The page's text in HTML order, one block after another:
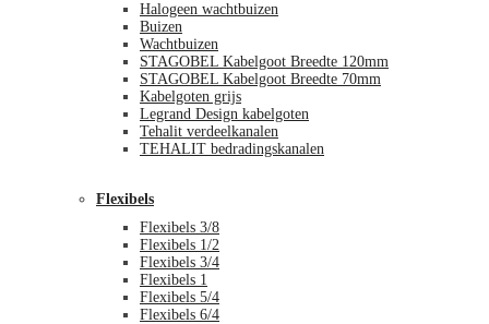
Halogeen wachtbuizen
Buizen
Wachtbuizen
STAGOBEL Kabelgoot Breedte 120mm
STAGOBEL Kabelgoot Breedte 70mm
Kabelgoten grijs
Legrand Design kabelgoten
Tehalit verdeelkanalen
TEHALIT bedradingskanalen
Flexibels
Flexibels 3/8
Flexibels 1/2
Flexibels 3/4
Flexibels 1
Flexibels 5/4
Flexibels 6/4